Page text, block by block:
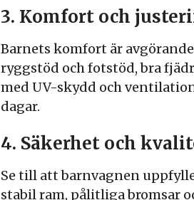
3. Komfort och
Barnets komfort är
ryggstöd och fotstöd, bra
med UV-skydd och
dagar.
4. Säkerhet och
Se till att barnvagnen
stabil ram, pålitliga bromsar